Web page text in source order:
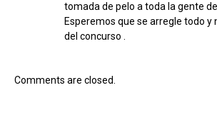
tomada de pelo a toda la gente
Esperemos que se arregle todo y
del concurso .
Comments are closed.